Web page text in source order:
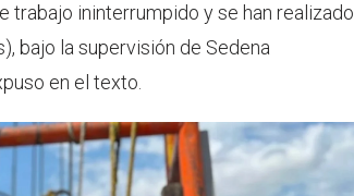
trabajo ininterrumpido y se han realizado
bajo la supervisión de Sedena
en el texto.